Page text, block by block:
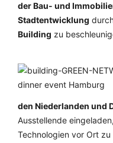
der Bau- und
Stadtentwicklung
Building zu
den Niederlanden und
Ausstellende
Technologien vor Ort